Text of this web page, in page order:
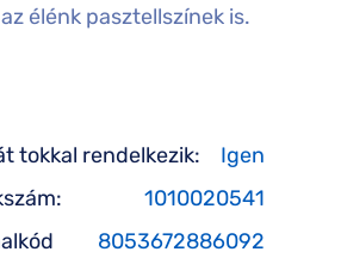
élénk pasztellszínek is.
tokkal rendelkezik:
Igen
1010020541
8053672886092